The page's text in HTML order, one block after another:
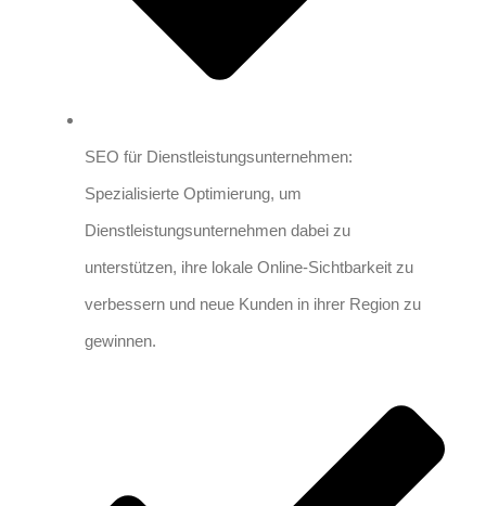
SEO für Dienstleistungsunternehmen:
Spezialisierte Optimierung, um
Dienstleistungsunternehmen dabei zu
unterstützen, ihre lokale Online-Sichtbarkeit zu
verbessern und neue Kunden in ihrer Region zu
gewinnen.